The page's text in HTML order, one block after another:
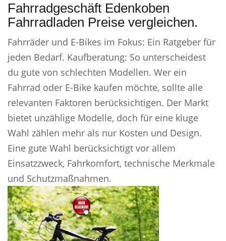
Fahrradgeschäft Edenkoben
Fahrradladen Preise vergleichen.
Fahrräder und E-Bikes im Fokus: Ein Ratgeber für
jeden Bedarf. Kaufberatung: So unterscheidest
du gute von schlechten Modellen. Wer ein
Fahrrad oder E-Bike kaufen möchte, sollte alle
relevanten Faktoren berücksichtigen. Der Markt
bietet unzählige Modelle, doch für eine kluge
Wahl zählen mehr als nur Kosten und Design.
Eine gute Wahl berücksichtigt vor allem
Einsatzzweck, Fahrkomfort, technische Merkmale
und Schutzmaßnahmen.